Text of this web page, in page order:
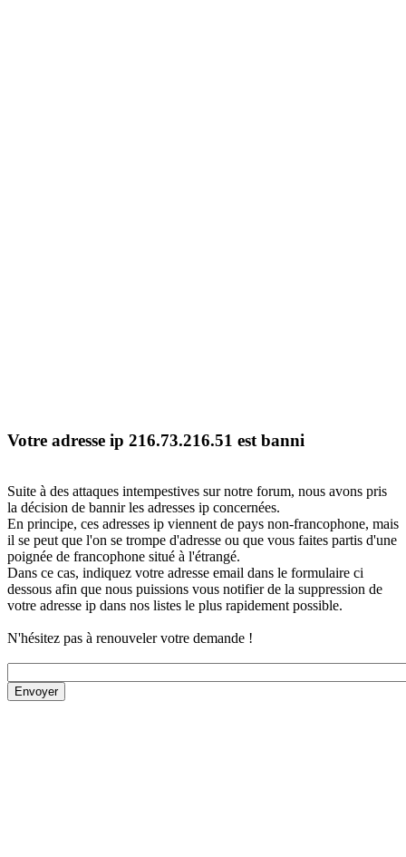
Votre adresse ip 216.73.216.51 est banni
Suite à des attaques intempestives sur notre forum, nous avons pris
la décision de bannir les adresses ip concernées.
En principe, ces adresses ip viennent de pays non-francophone, mais
il se peut que l'on se trompe d'adresse ou que vous faites partis d'une
poignée de francophone situé à l'étrangé.
Dans ce cas, indiquez votre adresse email dans le formulaire ci
dessous afin que nous puissions vous notifier de la suppression de
votre adresse ip dans nos listes le plus rapidement possible.
N'hésitez pas à renouveler votre demande !